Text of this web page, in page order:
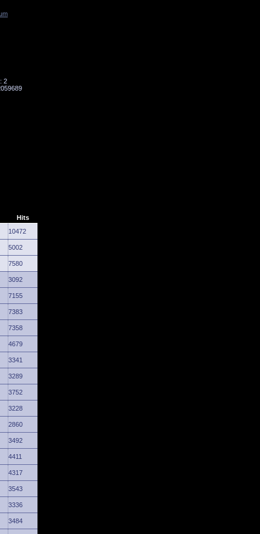
2
Hits
10472
5002
7580
3092
7155
7383
7358
4679
3341
3289
3752
3228
2860
3492
4411
4317
3543
3336
3484